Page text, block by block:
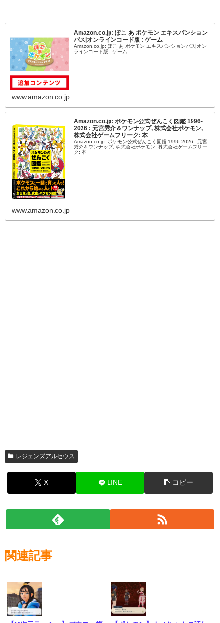
Amazon.co.jp: ぽこ あ ポケモン エキスパンション
パス|オンラインコード版 : ゲーム
Amazon.co.jp: ぽこ あ ポケモン エキスパンションパス|オン
ラインコード版 : ゲーム
www.amazon.co.jp
Amazon.co.jp: ポケモン公式ぜんこく図鑑 1996-
2026 : 元宮秀介＆ワンナップ, 株式会社ポケモン,
株式会社ゲームフリーク: 本
Amazon.co.jp: ポケモン公式ぜんこく図鑑 1996-2026 : 元宮
秀介＆ワンナップ, 株式会社ポケモン, 株式会社ゲームフリー
ク: 本
www.amazon.co.jp
レジェンズアルセウス
X LINE コピー
関連記事